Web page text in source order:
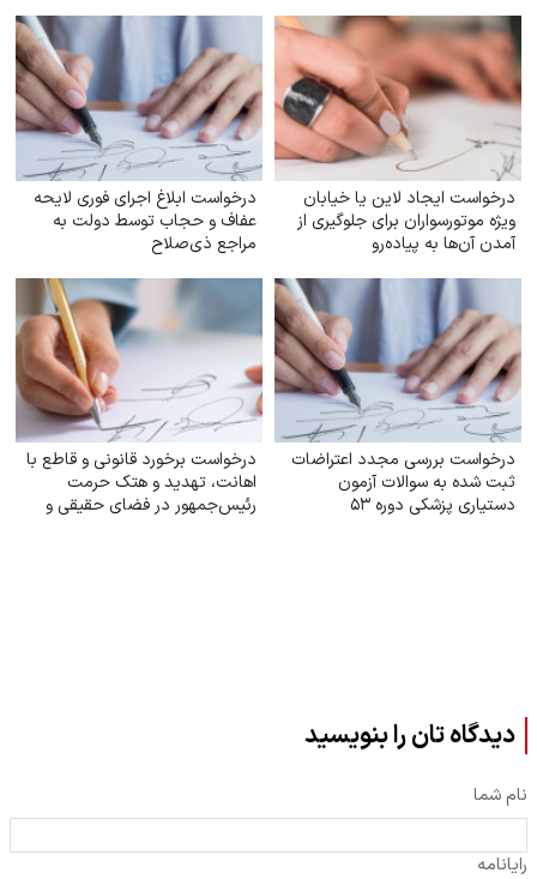
درخواست ایجاد لاین یا خیابان
ویژه موتورسواران برای جلوگیری از
آمدن آن‌ها به پیاده‌رو
درخواست ابلاغ اجرای فوری لایحه
عفاف و حجاب توسط دولت به
مراجع ذی‌صلاح
درخواست بررسی مجدد اعتراضات
ثبت شده به سوالات آزمون
دستیاری پزشکی دوره ۵۳
درخواست برخورد قانونی و قاطع با
اهانت، تهدید و هتک حرمت
رئیس‌جمهور در فضای حقیقی و
دیدگاه تان را بنویسید
نام شما
رایانامه